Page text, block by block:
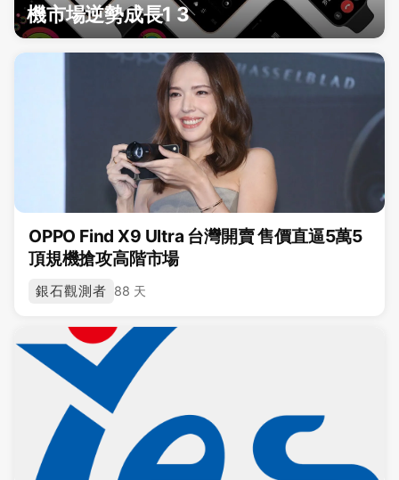
機市場逆勢成長1 3
OPPO Find X9 Ultra 台灣開賣 售價直逼5萬5
頂規機搶攻高階市場
銀石觀測者 88 天